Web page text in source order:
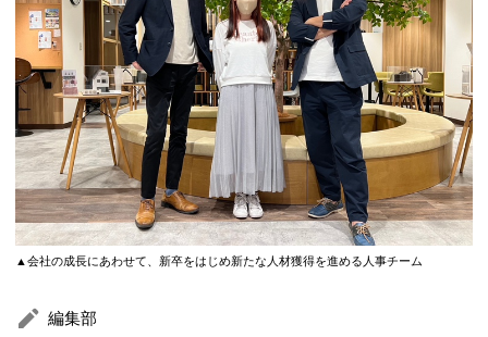
▲会社の成長にあわせて、新卒をはじめ新たな人材獲得を進める人事チーム
編集部